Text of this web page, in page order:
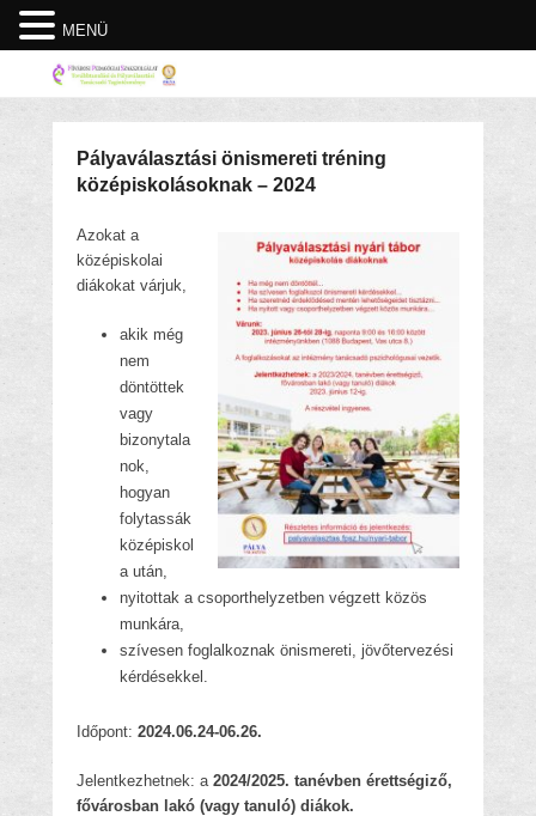
Pályaválasztási önismereti tréning
középiskolásoknak – 2024
Azokat a
középiskolai
diákokat várjuk,
akik még
nem
döntöttek
vagy
bizonytala
nok,
hogyan
folytassák
középiskol
a után,
nyitottak a csoporthelyzetben végzett közös
munkára,
szívesen foglalkoznak önismereti, jövőtervezési
kérdésekkel.
Időpont: 2024.06.24-06.26.
Jelentkezhetnek: a 2024/2025. tanévben érettségiző,
fővárosban lakó (vagy tanuló) diákok.
MENÜ